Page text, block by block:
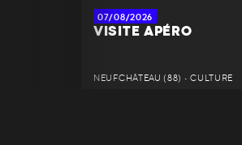
07/08/2026
VISITE APÉRO
NEUFCHÂTEAU (88) • CULTURE